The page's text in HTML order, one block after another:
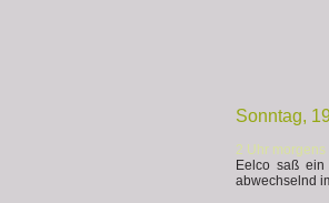
Sonntag,
2 Uhr morgens
Eelco saß
abwechselnd